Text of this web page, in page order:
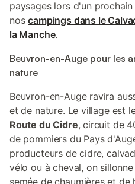
paysages lors d'un
noscampings dans le
la Manche.
Beuvron-en-Auge pour les
nature
Beuvron-en-Auge ravira
et de nature. Le village est
Route du Cidre, circuit de
de pommiers du Pays
producteurs de cidre,
vélo ou à cheval, on
semée de chaumières et de